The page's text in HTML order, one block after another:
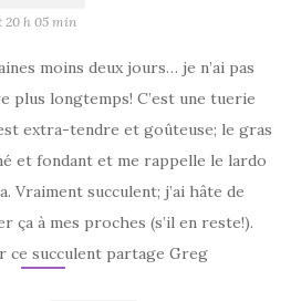
20 h 05 min
moins deux jours… je n’ai pas
plus longtemps! C’est une tuerie
extra-tendre et goûteuse; le gras
et fondant et me rappelle le lardo
Vraiment succulent; j’ai hâte de
ça à mes proches (s’il en reste!).
ce succulent partage Greg